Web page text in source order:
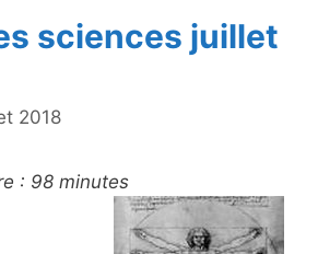
sciences juillet
2018
: 98 minutes